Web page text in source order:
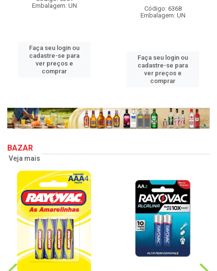
Embalagem: UN
Faça seu login ou
cadastre-se para
ver preços e
comprar
Código: 6368
Embalagem: UN
Faça seu login ou
cadastre-se para
ver preços e
comprar
BAZAR
Veja mais